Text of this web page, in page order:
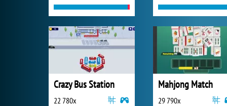
Crazy Bus Station
22 780x
Mahjong Match
29 790x